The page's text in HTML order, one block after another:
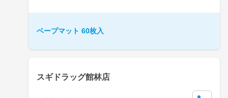
ベープマット 60枚入
スギドラッグ館林店